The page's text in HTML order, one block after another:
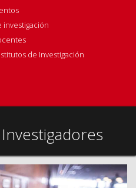
investigación
de Investigación